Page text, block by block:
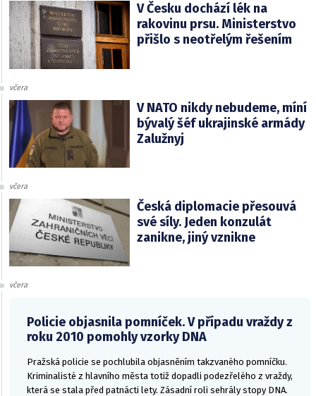
V Česku dochází lék na
rakovinu prsu. Ministerstvo
přišlo s neotřelým řešením
včera
V NATO nikdy nebudeme, míní
bývalý šéf ukrajinské armády
Zalužnyj
včera
Česká diplomacie přesouvá
své síly. Jeden konzulát
zanikne, jiný vznikne
včera
Policie objasnila pomníček. V případu vraždy z
roku 2010 pomohly vzorky DNA
Pražská policie se pochlubila objasněním takzvaného pomníčku.
Kriminalisté z hlavního města totiž dopadli podezřelého z vraždy,
která se stala před patnácti lety. Zásadní roli sehrály stopy DNA.